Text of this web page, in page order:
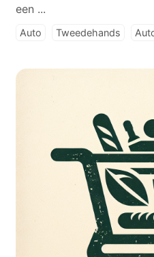
een ...
Auto Tweedehands